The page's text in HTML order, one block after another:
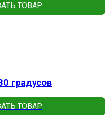
ТОВАР
градусов
ТОВАР